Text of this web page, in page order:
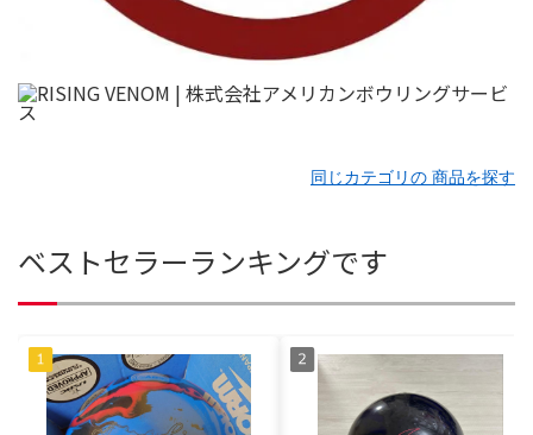
同じカテゴリの 商品を探す
ベストセラーランキングです